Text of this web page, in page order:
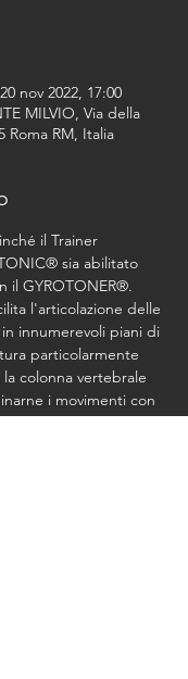
nov 2022, 17:00
MILVIO, Via della
Roma RM, Italia
il Trainer
sia abilitato
il GYROTONER®.
l'articolazione delle
innumerevoli piani di
particolarmente
colonna vertebrale
i movimenti con
spalle.